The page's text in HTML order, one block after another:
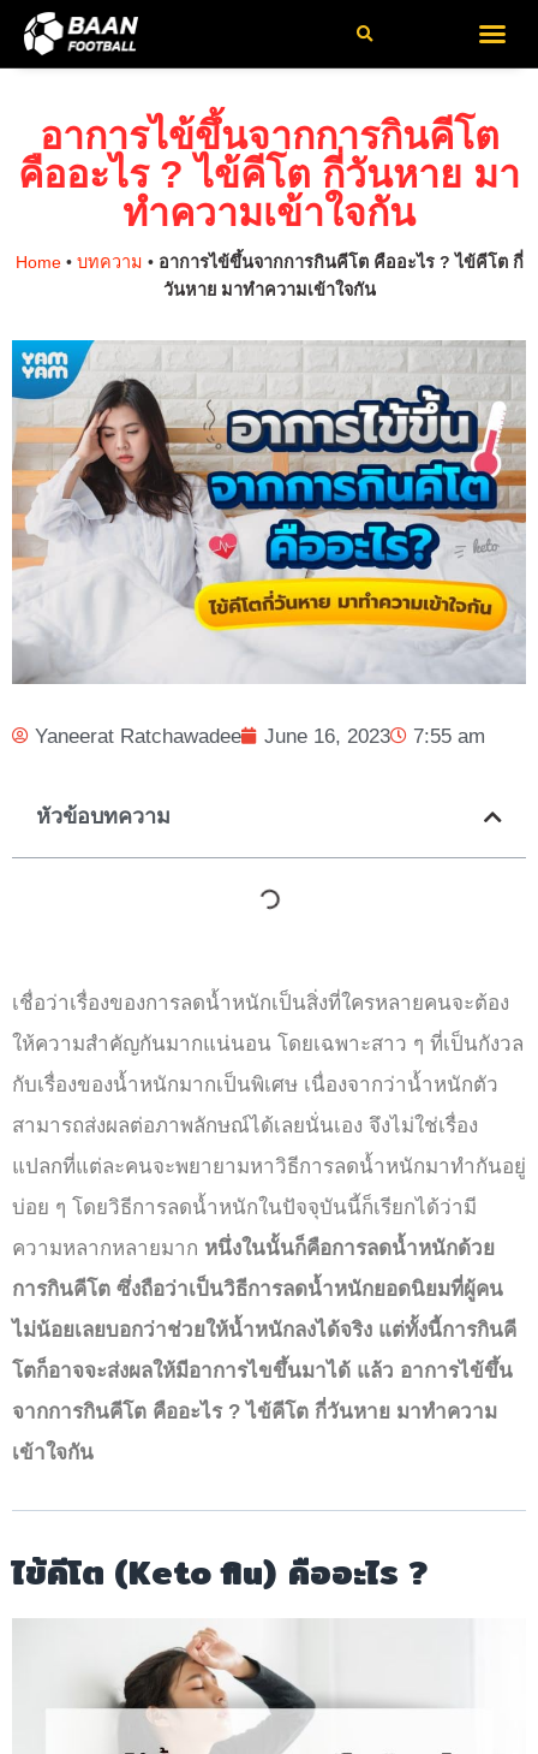
อาการไข้ขึ้นจากการกินคีโต
คืออะไร ? ไข้คีโต กี่วันหาย มา
ทำความเข้าใจกัน
Home• บทความ • อาการไข้ขึ้นจากการกินคีโต คืออะไร ? ไข้คีโต กี่
วันหาย มาทำความเข้าใจกัน
Yaneerat Ratchawadee June 16, 2023 7:55 am
หัวข้อบทความ
เชื่อว่าเรื่องของการลดน้ำหนักเป็นสิ่งที่ใครหลายคนจะต้อง
ให้ความสำคัญกันมากแน่นอน โดยเฉพาะสาว ๆ ที่เป็นกังวล
กับเรื่องของน้ำหนักมากเป็นพิเศษ เนื่องจากว่าน้ำหนักตัว
สามารถส่งผลต่อภาพลักษณ์ได้เลยนั่นเอง จึงไม่ใช่เรื่อง
แปลกที่แต่ละคนจะพยายามหาวิธีการลดน้ำหนักมาทำกันอยู่
บ่อย ๆ โดยวิธีการลดน้ำหนักในปัจจุบันนี้ก็เรียกได้ว่ามี
ความหลากหลายมาก หนึ่งในนั้นก็คือการลดน้ำหนักด้วย
การกินคีโต ซึ่งถือว่าเป็นวิธีการลดน้ำหนักยอดนิยมที่ผู้คน
ไม่น้อยเลยบอกว่าช่วยให้น้ำหนักลงได้จริง แต่ทั้งนี้การกินคี
โตก็อาจจะส่งผลให้มีอาการไขขึ้นมาได้ แล้ว อาการไข้ขึ้น
จากการกินคีโต คืออะไร ? ไข้คีโต กี่วันหาย มาทำความ
เข้าใจกัน
ไข้คีโต (Keto flu) คืออะไร ?